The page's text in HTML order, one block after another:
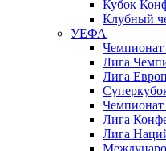
Кубок
Клубный
УЕФА
Лига
Лига
Лига
Лига